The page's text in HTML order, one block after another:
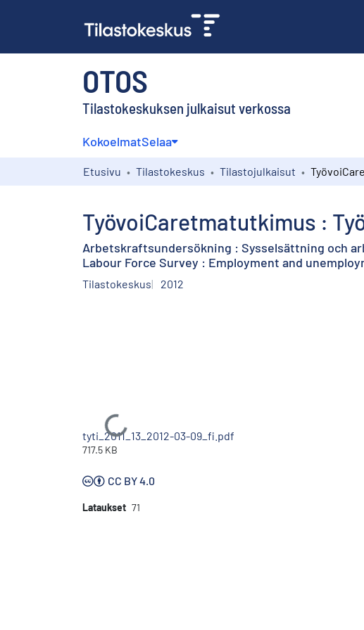
OTOS
Tilastokeskuksen julkaisut verkossa
KokoelmatSelaa
Etusivu Tilastokeskus Tilastojulkaisut
TyövoiCaretmatutkimus :
Arbetskraftsundersökning : Sysselsättning och
Labour Force Survey : Employment and
Tilastokeskus 2012
Ladataan...
tyti_2011_13_2012-03-09_fi.pdf
717.5 KB
CC BY 4.0
Lataukset 71